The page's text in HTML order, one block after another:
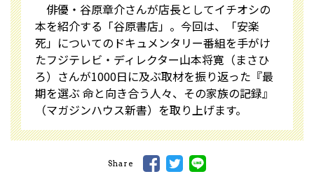
俳優・谷原章介さんが店長としてイチオシの
本を紹介する「谷原書店」。今回は、「安楽
死」についてのドキュメンタリー番組を手がけ
たフジテレビ・ディレクター山本将寛（まさひ
ろ）さんが1000日に及ぶ取材を振り返った『最
期を選ぶ 命と向き合う人々、その家族の記録』
（マガジンハウス新書）を取り上げます。
Share